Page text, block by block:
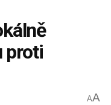
proti
AA